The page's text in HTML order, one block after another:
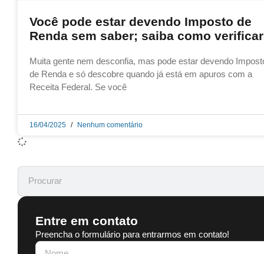
Você pode estar devendo Imposto de
Renda sem saber; saiba como verificar
Muita gente nem desconfia, mas pode estar devendo
de Renda e só descobre quando já está em apuros com a
Receita Federal. Se você
16/04/2025 Nenhum comentário
Entre em contato
Preencha o formulário para entrarmos em contato!